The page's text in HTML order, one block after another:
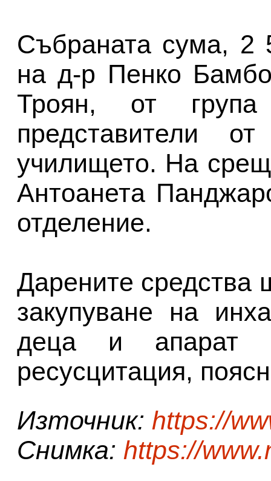
Събраната сума, 2
на д-р Пенко
Троян, от група
представители
училището. На
Антоанета
отделение.
Дарените средства
закупуване на
деца и апарат
ресусцитация,
Източник: https://
Снимка: https://